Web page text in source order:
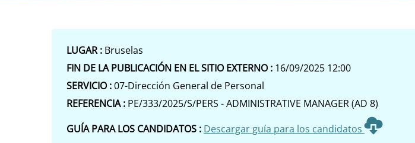
LUGAR : Bruselas
FIN DE LA PUBLICACIÓN EN EL SITIO EXTERNO : 16/09/2025 12:00
SERVICIO :07-Dirección General de Personal
REFERENCIA : PE/333/2025/S/PERS - ADMINISTRATIVE MANAGER (AD 8)
GUÍA PARA LOS CANDIDATOS : Descargar guía para los candidatos